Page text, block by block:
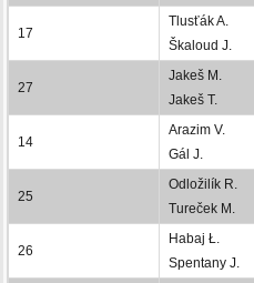
17
Tlusťák A.
Škaloud J.
27
Jakeš M.
Jakeš T.
14
Arazim V.
Gál J.
25
Odložilík R.
Tureček M.
26
Habaj Ł.
Spentany J.